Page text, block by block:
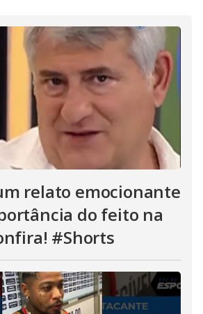
relato emocionante
do feito na
#Shorts